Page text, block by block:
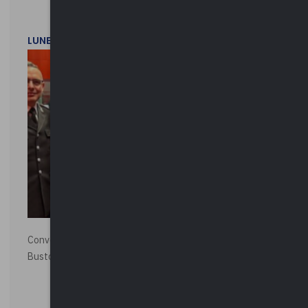
LUNEDì 1 DICEMBRE 2025
Convegno “La Polizia Locale per la sicurezza della città”,
Busto Arsizio